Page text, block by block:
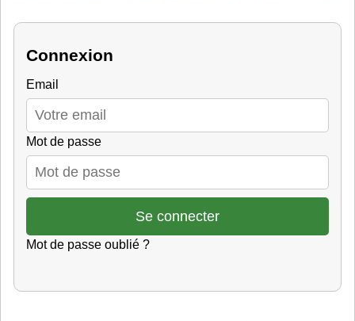
Connexion
Email
Mot de passe
Mot de passe oublié ?